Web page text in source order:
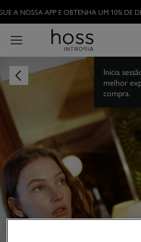
TORNE-SE HOSSLOVERE
Inicia
melhor
compra.